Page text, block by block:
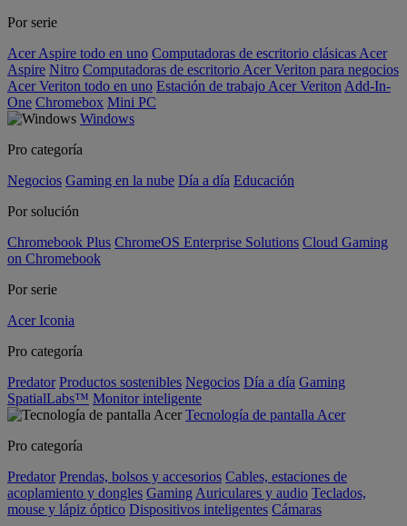
Por serie
Acer Aspire todo en uno Computadoras de escritorio clásicas Acer
Aspire Nitro Computadoras de escritorio Acer Veriton para negocios
Acer Veriton todo en uno Estación de trabajo Acer Veriton Add-In-
One Chromebox Mini PC
Windows
Pro categoría
Negocios Gaming en la nube Día a día Educación
Por solución
Chromebook Plus ChromeOS Enterprise Solutions Cloud Gaming
on Chromebook
Por serie
Acer Iconia
Pro categoría
Predator Productos sostenibles Negocios Día a día Gaming
SpatialLabs™ Monitor inteligente
Tecnología de pantalla Acer
Pro categoría
Predator Prendas, bolsos y accesorios Cables, estaciones de
acoplamiento y dongles Gaming Auriculares y audio Teclados,
mouse y lápiz óptico Dispositivos inteligentes Cámaras